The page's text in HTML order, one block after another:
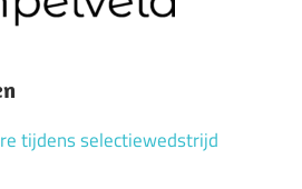
tijdens selectiewedstrijd